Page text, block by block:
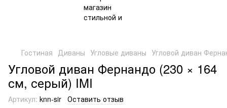
Гостиная Диваны Угловые диваны Угловой диван
Угловой диван Фернандо (230 × 164
см, серый) IMI
Артикул: knn-sir Оставить отзыв